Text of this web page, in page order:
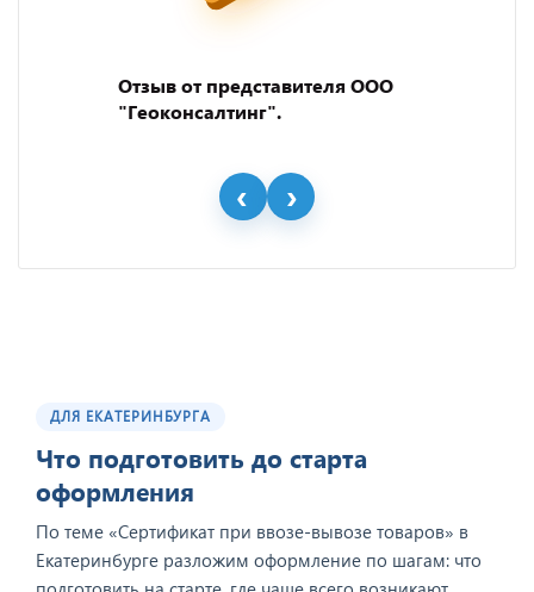
Отзыв от представителя ООО
"Геоконсалтинг".
ДЛЯ ЕКАТЕРИНБУРГА
Что подготовить до старта
оформления
По теме «Cертификат при ввозе-вывозе товаров» в
Екатеринбурге разложим оформление по шагам: что